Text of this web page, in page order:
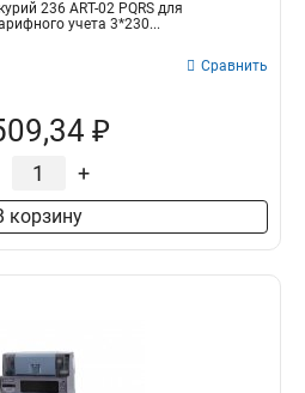
236 АRT-02 PQRS для
учета 3*230...
Сравнить
₽
+
корзину